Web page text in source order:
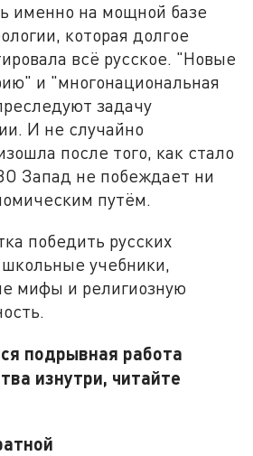
именно на мощной базе
которая долгое
всё русское. "Новые
и "многонациональная
задачу
И не случайно
после того, как стало
Запад не побеждает ни
путём.
победить русских
учебники,
мифы и религиозную
подрывная работа
изнутри, читайте